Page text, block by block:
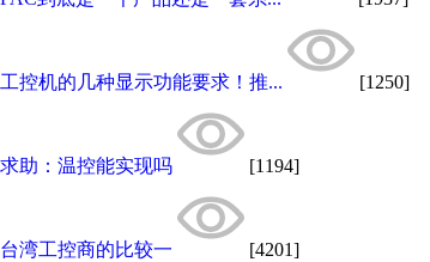
工控机的几种显示功能要求！推... [1250]
求助：温控能实现吗 [1194]
台湾工控商的比较一 [4201]